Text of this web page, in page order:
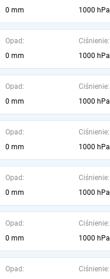
0 mm
1000 hPa
Opad:
0 mm
Ciśnienie:
1000 hPa
Opad:
0 mm
Ciśnienie:
1000 hPa
Opad:
0 mm
Ciśnienie:
1000 hPa
Opad:
0 mm
Ciśnienie:
1000 hPa
Opad:
0 mm
Ciśnienie:
1000 hPa
Opad:
Ciśnienie: